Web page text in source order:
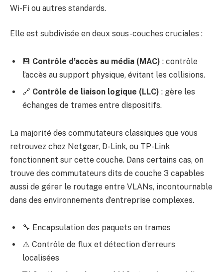
Wi-Fi ou autres standards.
Elle est subdivisée en deux sous-couches cruciales :
💾 Contrôle d’accès au média (MAC) : contrôle
l’accès au support physique, évitant les collisions.
🔗 Contrôle de liaison logique (LLC) : gère les
échanges de trames entre dispositifs.
La majorité des commutateurs classiques que vous
retrouvez chez Netgear, D-Link, ou TP-Link
fonctionnent sur cette couche. Dans certains cas, on
trouve des commutateurs dits de couche 3 capables
aussi de gérer le routage entre VLANs, incontournable
dans des environnements d’entreprise complexes.
🔧 Encapsulation des paquets en trames
⚠️ Contrôle de flux et détection d’erreurs
localisées